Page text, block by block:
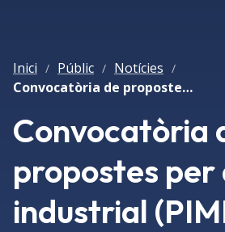
Inici / Públic / Notícies /
Convocatòria de propostes per a l'accés industrial (PIMEs)
Convocatòria
propostes per
industrial